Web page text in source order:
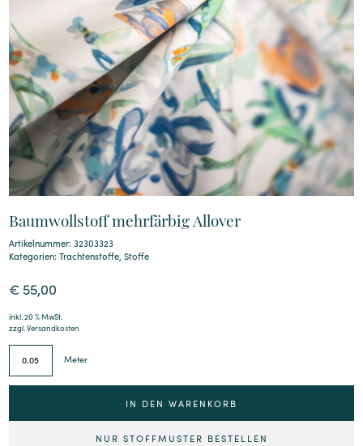
Baumwollstoff mehrfärbig Allover
Artikelnummer: 32303323
Kategorien:Trachtenstoffe,Stoffe
€ 55,00
inkl. 20 % MwSt.
zzgl.Versandkosten
Meter
IN DEN WARENKORB
NUR STOFFMUSTER BESTELLEN